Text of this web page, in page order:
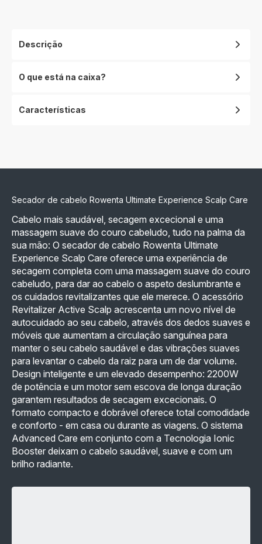
Descrição
O que está na caixa?
Características
Secador de cabelo Rowenta Ultimate Experience Scalp Care
Cabelo mais saudável, secagem excecional e uma
massagem suave do couro cabeludo, tudo na palma da
sua mão: O secador de cabelo Rowenta Ultimate
Experience Scalp Care oferece uma experiência de
secagem completa com uma massagem suave do couro
cabeludo, para dar ao cabelo o aspeto deslumbrante e
os cuidados revitalizantes que ele merece. O acessório
Revitalizer Active Scalp acrescenta um novo nível de
autocuidado ao seu cabelo, através dos dedos suaves e
móveis que aumentam a circulação sanguínea para
manter o seu cabelo saudável e das vibrações suaves
para levantar o cabelo da raiz para um de dar volume.
Design inteligente e um elevado desempenho: 2200W
de potência e um motor sem escova de longa duração
garantem resultados de secagem excecionais. O
formato compacto e dobrável oferece total comodidade
e conforto - em casa ou durante as viagens. O sistema
Advanced Care em conjunto com a Tecnologia Ionic
Booster deixam o cabelo saudável, suave e com um
brilho radiante.